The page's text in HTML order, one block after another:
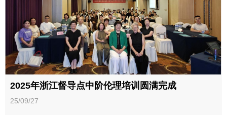
示，“高校心理健康工作者之家”平台让大家有了更紧密的连接，未
来将继续依托这一阵地深化合作、互学互鉴，深入推动高校心理健
康教育工作，共同守护青年学子的阳光成长。
期｜萌芽·我们的初相识果壳风铃伴自然冥想，“命运的糖果” 分组
后，同学们独立创作再默契衔接，零散灵感汇聚成满载初识温情的
集体画卷，让陌生距离在艺术中消融。第二期｜等待·建造安全
岛“松鼠与大树” 破冰暖场，“内在安全岛” 绘画让大家勾勒属于自己
内在心灵的安全岛。在创作中探索内在资源与力量，于分享中找到
共鸣，在交流里增进彼此确认与联结。第三期｜扎根•我的生命树
九宫格回溯我们此刻生命的来处，“我的树朋友”小组黏土接龙巧思
涌动。指尖温度让零散黏土堆叠成蓬勃生命树，既联结自我与环
境，又于塑形创作里感受生命的蓬勃创造力。第四期｜生长•寻找
生命的彩虹同学们在“收集自然彩虹七色” 活动中练就发现美的眼
2025年浙江督导点中阶伦理培训圆满完成
25/09/27